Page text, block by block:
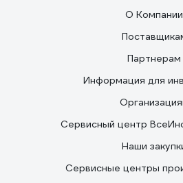
О Компании
Партнерам
Информация для
Сервисный центр
Наши
Сервисные центры